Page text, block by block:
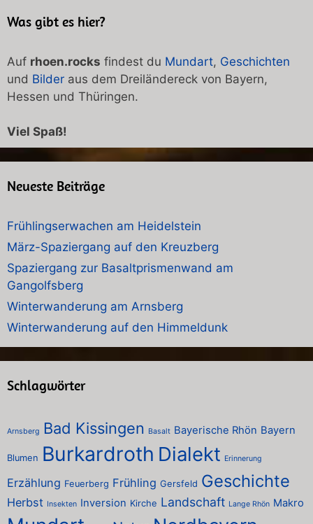
Was gibt es hier?
Auf rhoen.rocks findest du Mundart, Geschichten
und Bilder aus dem Dreiländereck von Bayern,
Hessen und Thüringen.
Viel Spaß!
Neueste Beiträge
Frühlingserwachen am Heidelstein
März-Spaziergang auf den Kreuzberg
Spaziergang zur Basaltprismenwand am
Gangolfsberg
Winterwanderung am Arnsberg
Winterwanderung auf den Himmeldunk
Schlagwörter
Arnsberg Bad Kissingen Basalt Bayerische Rhön Bayern
Blumen Burkardroth Dialekt Erinnerung
Erzählung Feuerberg Frühling Gersfeld Geschichte
Herbst Insekten Inversion Kirche Landschaft Lange Rhön Makro